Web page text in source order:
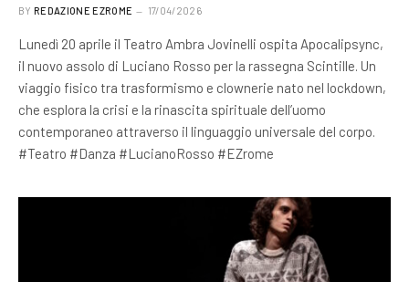
BY REDAZIONE EZROME 17/04/2026
Lunedì 20 aprile il Teatro Ambra Jovinelli ospita Apocalipsync,
il nuovo assolo di Luciano Rosso per la rassegna Scintille. Un
viaggio fisico tra trasformismo e clownerie nato nel lockdown,
che esplora la crisi e la rinascita spirituale dell’uomo
contemporaneo attraverso il linguaggio universale del corpo.
#Teatro #Danza #LucianoRosso #EZrome